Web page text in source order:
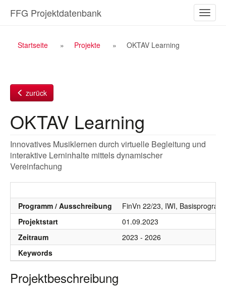
Inhalt
ein-/
FFG Projektdatenbank
Breadcrumb
Startseite Projekte OKTAV Learning
zurück
OKTAV Learning
Innovatives Musiklernen durch virtuelle Begleitung und
interaktive Lerninhalte mittels dynamischer
Vereinfachung
Programm / Ausschreibung
FinVn 22/23, IWI,
Projektstart
01.09.2023
Zeitraum
2023 - 2026
Keywords
Projektbeschreibung